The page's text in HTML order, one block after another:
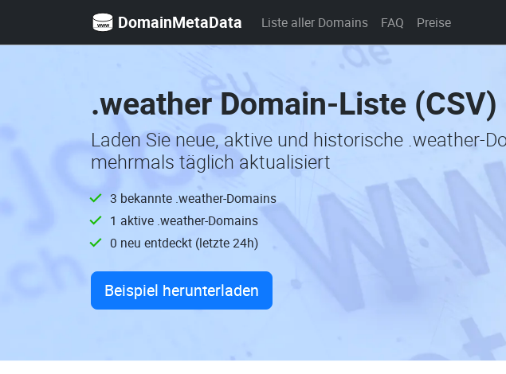
DomainMetaData Liste aller Domains FAQ Preise
.weather Domain-Liste (CSV)
Laden Sie neue, aktive und historische .weather-
mehrmals täglich aktualisiert
3 bekannte .weather-Domains
1 aktive .weather-Domains
0 neu entdeckt (letzte 24h)
Beispiel herunterladen